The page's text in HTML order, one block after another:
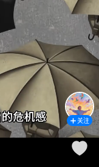
关注